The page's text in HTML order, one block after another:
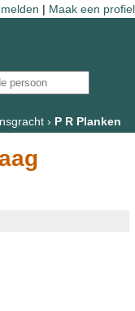
| Maak een profiel
› P R Planken